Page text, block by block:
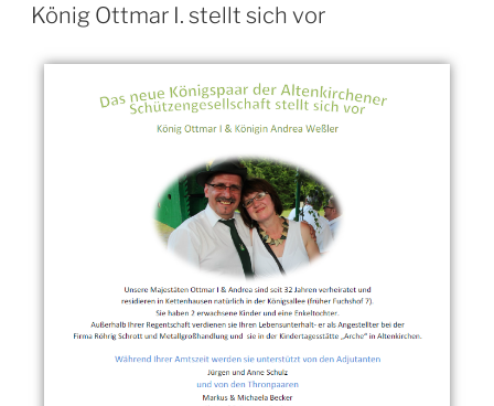
König Ottmar I. stellt sich vor